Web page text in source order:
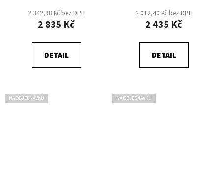
2 342,98 Kč bez DPH
2 835 Kč
DETAIL
2 012,40 Kč bez DPH
2 435 Kč
DETAIL
NA OBJEDNÁVKU NA OBJEDNÁVKU